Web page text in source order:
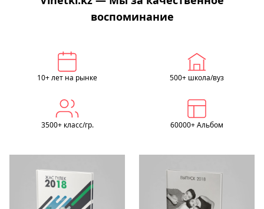
воспоминание
10+ лет на рынке 500+ школа/вуз
3500+ класс/гр. 60000+ Альбом